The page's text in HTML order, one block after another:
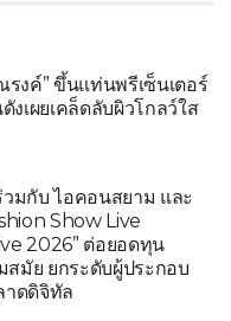
งค์” ขึ้นแท่นพรีเซ็นเตอร์
งเผยเคล็ดลับผิวโกลว์ใส
มกับ ไอคอนสยาม และ
Show Live
2026” ต่อยอดทุน
มัย ยกระดับผู้ประกอบ
าดดิจิทัล